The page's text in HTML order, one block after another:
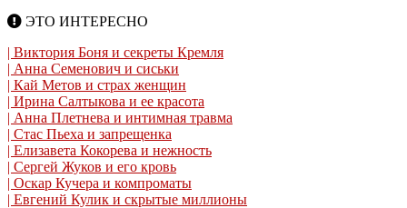
ЭТО ИНТЕРЕСНО
| Виктория Боня и секреты Кремля
| Анна Семенович и сиськи
| Кай Метов и страх женщин
| Ирина Салтыкова и ее красота
| Анна Плетнева и интимная травма
| Стас Пьеха и запрещенка
| Елизавета Кокорева и нежность
| Сергей Жуков и его кровь
| Оскар Кучера и компроматы
| Евгений Кулик и скрытые миллионы